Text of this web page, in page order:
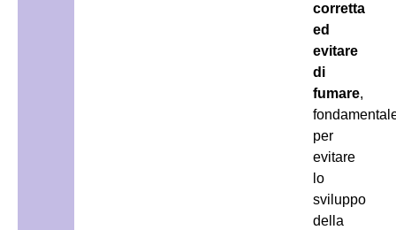
corretta
ed
evitare
di
fumare,
per
evitare
lo
sviluppo
della